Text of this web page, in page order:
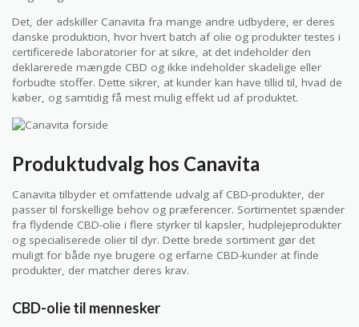
Det, der adskiller Canavita fra mange andre udbydere, er deres
danske produktion, hvor hvert batch af olie og produkter testes i
certificerede laboratorier for at sikre, at det indeholder den
deklarerede mængde CBD og ikke indeholder skadelige eller
forbudte stoffer. Dette sikrer, at kunder kan have tillid til, hvad de
køber, og samtidig få mest mulig effekt ud af produktet.
Produktudvalg hos Canavita
Canavita tilbyder et omfattende udvalg af CBD-produkter, der
passer til forskellige behov og præferencer. Sortimentet spænder
fra flydende CBD-olie i flere styrker til kapsler, hudplejeprodukter
og specialiserede olier til dyr. Dette brede sortiment gør det
muligt for både nye brugere og erfarne CBD-kunder at finde
produkter, der matcher deres krav.
CBD-olie til mennesker